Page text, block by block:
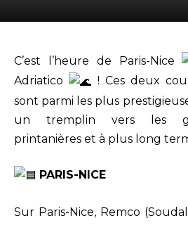
C’est l’heure de Paris-Nice
Adriatico
! Ces deux
sont parmi les plus
un tremplin vers les
printanières et à plus long
PARIS-NICE
Sur Paris-Nice, Remco